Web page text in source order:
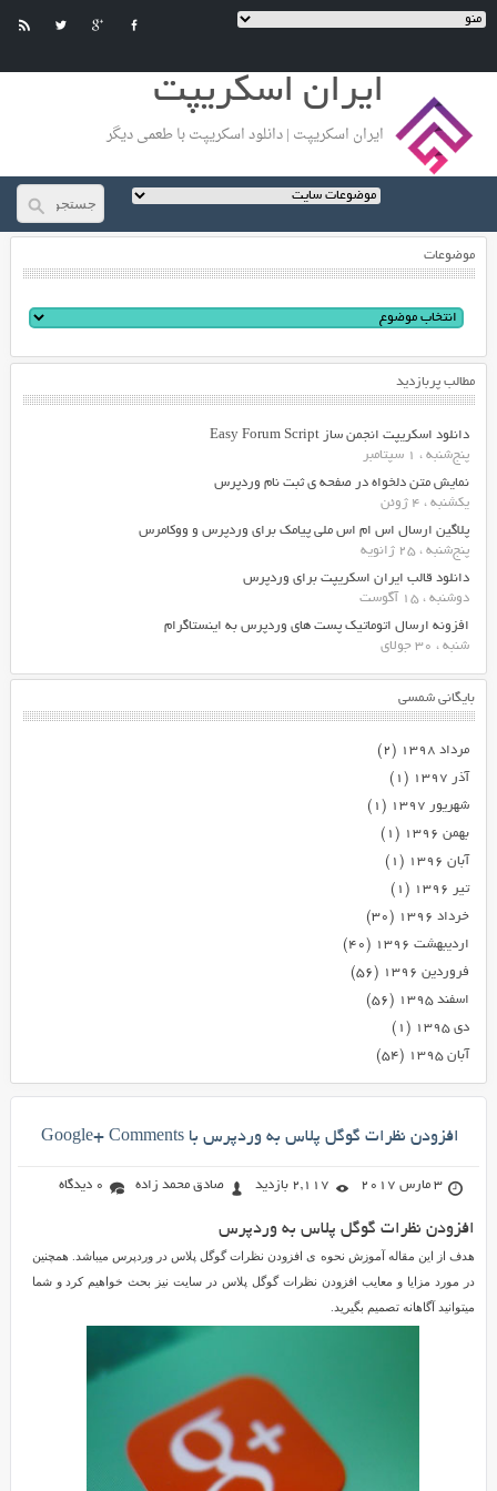
ایران اسکریپت
ایران اسکریپت | دانلود اسکریپت با طعمی دیگر
موضوعات
مطالب پربازدید
دانلود اسکریپت انجمن ساز Easy Forum Script
پنج‌شنبه ، 1 سپتامبر
نمایش متن دلخواه در صفحه ی ثبت نام وردپرس
یکشنبه ، 4 ژوئن
پلاگین ارسال اس ام اس ملی پیامک برای وردپرس و ووکامرس
پنج‌شنبه ، 25 ژانویه
دانلود قالب ایران اسکریپت برای وردپرس
دوشنبه ، 15 آگوست
افزونه ارسال اتوماتیک پست های وردپرس به اینستاگرام
شنبه ، 30 جولای
بایگانی شمسی
مرداد ۱۳۹۸
(۲)
آذر ۱۳۹۷
(۱)
شهریور ۱۳۹۷
(۱)
بهمن ۱۳۹۶
(۱)
آبان ۱۳۹۶
(۱)
تیر ۱۳۹۶
(۱)
خرداد ۱۳۹۶
(۳۰)
اردیبهشت ۱۳۹۶
(۴۰)
فروردین ۱۳۹۶
(۵۶)
اسفند ۱۳۹۵
(۵۶)
دی ۱۳۹۵
(۱)
آبان ۱۳۹۵
(۵۴)
افزودن نظرات گوگل پلاس به وردپرس با Google+ Comments
3 مارس 2017 2,117 بازدید صادق محمد زاده 0 دیدگاه
افزودن نظرات گوگل پلاس به وردپرس
هدف از این مقاله آموزش نحوه ی افزودن نظرات گوگل پلاس در وردپرس میباشد. همچنین
در مورد مزایا و معایب افزودن نظرات گوگل پلاس در سایت نیز بحث خواهیم کرد و شما
میتوانید آگاهانه تصمیم بگیرید.